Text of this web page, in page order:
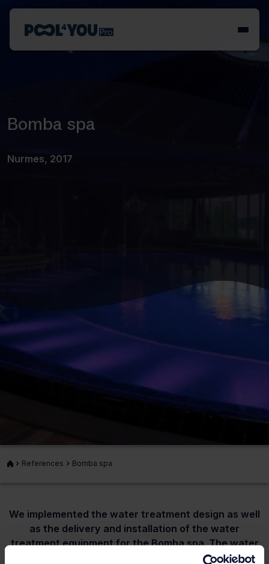
content
Front
Bomba spa
Nurmes, 2017
FrontReferences Bomba spa
We implemented the water treatment design as well
as the delivery and installation of the water
treatment equipment for the Bomba spa. The water
treatment system utilizes ultrafiltration technology.